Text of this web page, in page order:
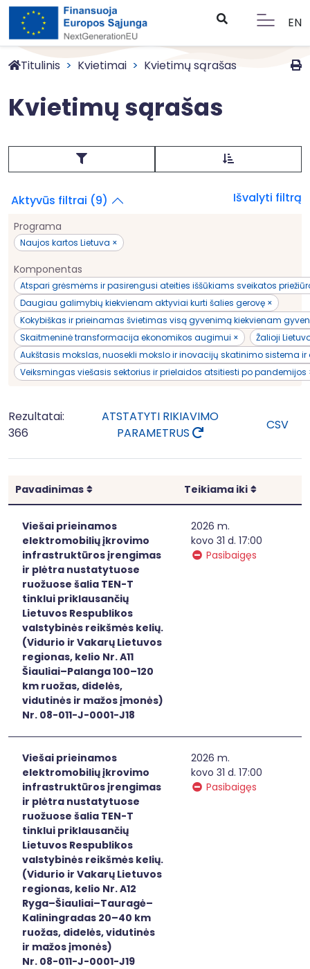
EN
Titulinis Kvietimai Kvietimų sąrašas
Kvietimų sąrašas
Aktyvūs filtrai (9) Išvalyti filtrą
Programa
Naujos kartos Lietuva ×
Komponentas
Atspari grėsmėms ir pasirengusi ateities iššūkiams sveikatos
Daugiau galimybių kiekvienam aktyviai kurti šalies gerovę ×
Kokybiškas ir prieinamas švietimas visą gyvenimą kiekvienam
Skaitmeninė transformacija ekonomikos augimui ×
Žalioji
Aukštasis mokslas, nuosekli mokslo ir inovacijų skatinimo sistema ir
Veiksmingas viešasis sektorius ir prielaidos atsitiesti po pandemijos
Rezultatai:
366
ATSTATYTI RIKIAVIMO
PARAMETRUS
CSV
Pavadinimas Rikiuoti Teikiama iki Rikiuoti
Viešai prieinamos
elektromobilių įkrovimo
infrastruktūros įrengimas
ir plėtra nustatytuose
ruožuose šalia TEN-T
tinklui priklausančių
Lietuvos Respublikos
valstybinės reikšmės kelių.
(Vidurio ir Vakarų Lietuvos
regionas, kelio Nr. A11
Šiauliai–Palanga 100–120
km ruožas, didelės,
vidutinės ir mažos įmonės)
Nr. 08-011-J-0001-J18
2026 m.
kovo 31 d. 17:00
Pasibaigęs
Viešai prieinamos
elektromobilių įkrovimo
infrastruktūros įrengimas
ir plėtra nustatytuose
ruožuose šalia TEN-T
tinklui priklausančių
Lietuvos Respublikos
valstybinės reikšmės kelių.
(Vidurio ir Vakarų Lietuvos
regionas, kelio Nr. A12
Ryga–Šiauliai–Tauragė–
Kaliningradas 20–40 km
ruožas, didelės, vidutinės
ir mažos įmonės)
Nr. 08-011-J-0001-J19
2026 m.
kovo 31 d. 17:00
Pasibaigęs